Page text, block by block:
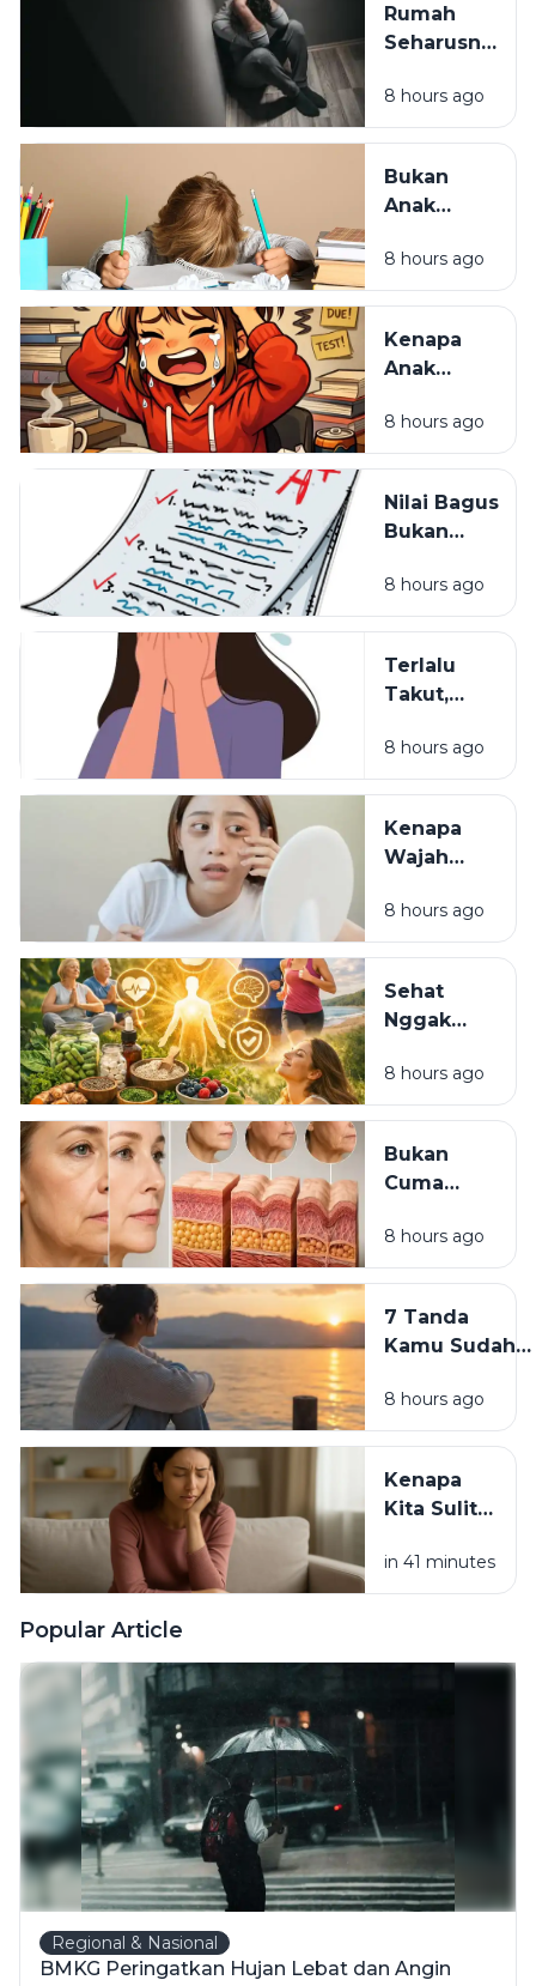
Rumah
Seharusnya
Tempat
Pulang,
Tempat
Paling
8 hours ago
Bukan
Anak
Mungkin
Cara
yang
Selama Ini
8 hours ago
Kenapa
Anak
Kehilangan
Semangat
8 hours ago
Nilai Bagus
Bukan
Hal yang
Sering
dalam
Pendidikan
8 hours ago
Terlalu
Takut,
Waspada:
Mungkinkah
Luka Masa
Lalu?
8 hours ago
Kenapa
Wajah
Lelah
Meski
Pakai
Skincare
8 hours ago
Sehat
Nggak
Mahal:
Kebiasaan
yang Bisa
Dimulai
8 hours ago
Bukan
Cuma
7
Kebiasaan
Diam-
Diam Bikin
Cepat Tua
8 hours ago
7 Tanda
Kamu Sudah
Meninggalkan
Versi Lama
8 hours ago
Kenapa
Kita Sulit
Padahal
Tahu
in 41 minutes
Popular Article
Regional & Nasional
BMKG Peringatkan Hujan Lebat dan Angin